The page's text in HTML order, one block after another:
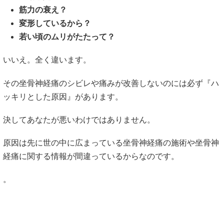
筋力の衰え？
変形しているから？
若い頃のムリがたたって？
いいえ。全く違います。
その坐骨神経痛のシビレや痛みが改善しないのには必ず『ハ
ッキリとした原因』があります。
決してあなたが悪いわけではありません。
原因は先に世の中に広まっている坐骨神経痛の施術や坐骨神
経痛に関する情報が間違っているからなのです。
。